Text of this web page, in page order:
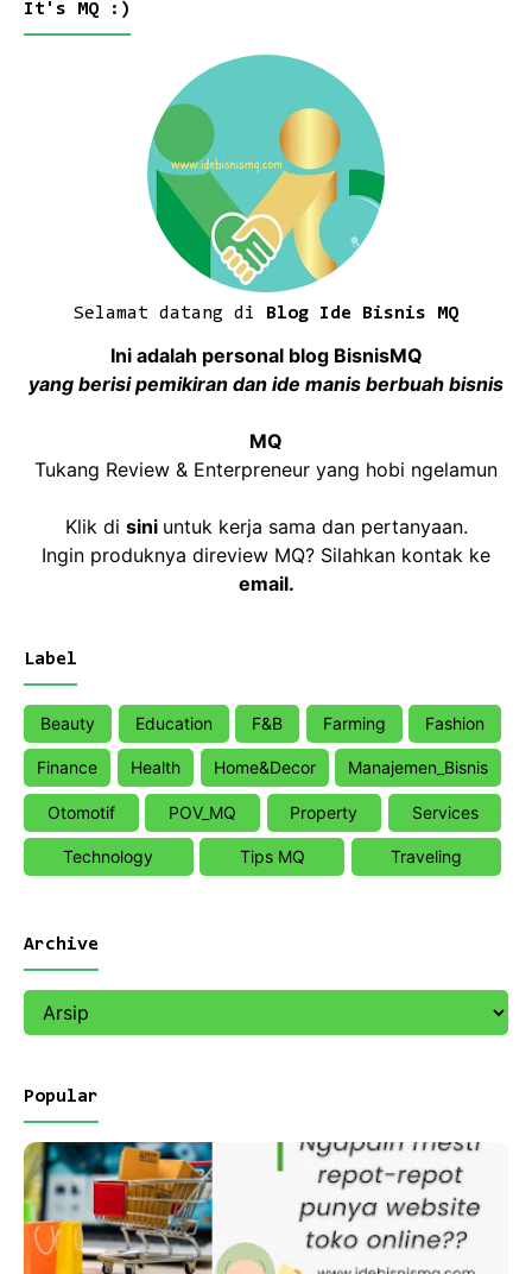
It's MQ :)
Selamat datang di Blog Ide Bisnis MQ
Ini adalah personal blog BisnisMQ
yang berisi pemikiran dan ide manis berbuah bisnis
MQ
Tukang Review & Enterpreneur yang hobi ngelamun
Klik di sini untuk kerja sama dan pertanyaan.
Ingin produknya direview MQ? Silahkan kontak ke
email.
Label
Beauty Education F&B Farming Fashion
Finance Health Home&Decor Manajemen_Bisnis
Otomotif POV_MQ Property Services
Technology Tips MQ Traveling
Archive
Popular